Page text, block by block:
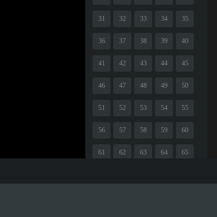
31 32 33 34 35
36 37 38 39 40
41 42 43 44 45
46 47 48 49 50
51 52 53 54 55
56 57 58 59 60
61 62 63 64 65